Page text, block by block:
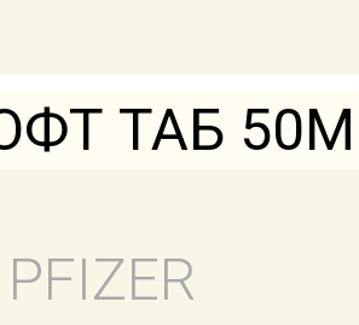
ТАБ
PFIZER